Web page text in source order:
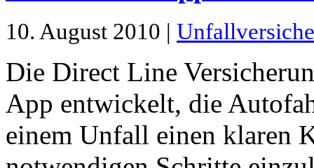
10. August 2010 |
Die Direct Line
App entwickelt, die
einem Unfall einen klaren